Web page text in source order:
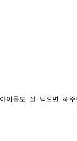
이들도 잘 먹으면 해